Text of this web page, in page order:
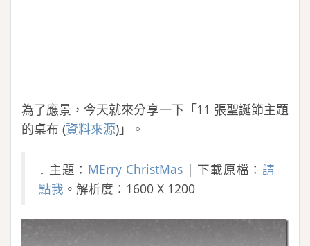
為了應景，今天就來分享一下「11 張聖誕節主題
的桌布 (資料來源)」。
↓ 主題： MErry ChristMas| 下載原檔： 請
點我 。解析度：1600 X 1200